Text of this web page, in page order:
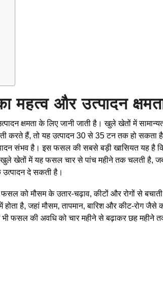
महत्व और उत्पादन
क्षमता के लिए जानी जाती है। खुले खेतों में
करते हैं, तो यह उत्पादन 30 से 35 टन तक हो सकता
संभव है। इस फसल की सबसे बड़ी खासियत यह है
खेतों में यह फसल चार से पांच महीने तक चलती है,
दे सकती है।
को मौसम के उतार-चढ़ाव, कीटों और रोगों से बचाती
है, जहां मौसम, तापमान, बारिश और कीट-रोग
फसल की अवधि को चार महीने से बढ़ाकर छह महीने